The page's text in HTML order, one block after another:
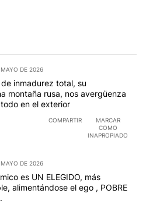
DE 2026
inmadurez total, su
montaña rusa, nos avergüenza
en el exterior
COMPARTIR
MARCAR
COMO
INAPROPIADO
DE 2026
es UN ELEGIDO, más
alimentándose el ego , POBRE